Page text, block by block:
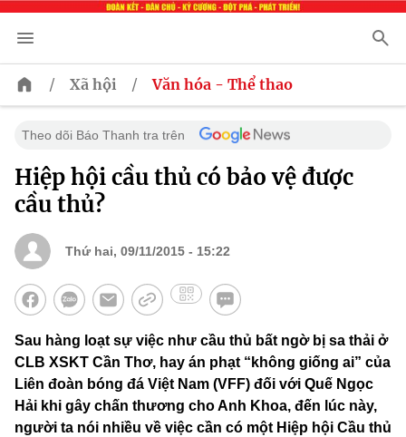
/ Xã hội / Văn hóa - Thể thao
Theo dõi Báo Thanh tra trên
Hiệp hội cầu thủ có bảo vệ được
cầu thủ?
Thứ hai, 09/11/2015 - 15:22
Sau hàng loạt sự việc như cầu thủ bất ngờ bị sa thải ở
CLB XSKT Cần Thơ, hay án phạt “không giống ai” của
Liên đoàn bóng đá Việt Nam (VFF) đối với Quế Ngọc
Hải khi gây chấn thương cho Anh Khoa, đến lúc này,
người ta nói nhiều về việc cần có một Hiệp hội Cầu thủ